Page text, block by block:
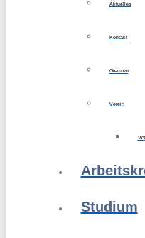
Aktuelles
Kontakt
Gremien
Verein
Studium